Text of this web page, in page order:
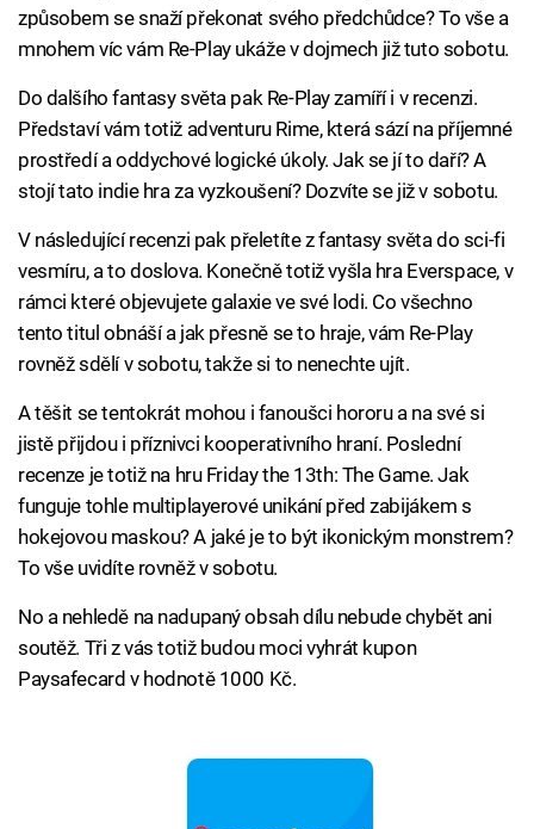
způsobem se snaží překonat svého předchůdce? To vše a
mnohem víc vám Re-Play ukáže v dojmech již tuto sobotu.
Do dalšího fantasy světa pak Re-Play zamíří i v recenzi.
Představí vám totiž adventuru Rime, která sází na příjemné
prostředí a oddychové logické úkoly. Jak se jí to daří? A
stojí tato indie hra za vyzkoušení? Dozvíte se již v sobotu.
V následující recenzi pak přeletíte z fantasy světa do sci-fi
vesmíru, a to doslova. Konečně totiž vyšla hra Everspace, v
rámci které objevujete galaxie ve své lodi. Co všechno
tento titul obnáší a jak přesně se to hraje, vám Re-Play
rovněž sdělí v sobotu, takže si to nenechte ujít.
A těšit se tentokrát mohou i fanoušci hororu a na své si
jistě přijdou i příznivci kooperativního hraní. Poslední
recenze je totiž na hru Friday the 13th: The Game. Jak
funguje tohle multiplayerové unikání před zabijákem s
hokejovou maskou? A jaké je to být ikonickým monstrem?
To vše uvidíte rovněž v sobotu.
No a nehledě na nadupaný obsah dílu nebude chybět ani
soutěž. Tři z vás totiž budou moci vyhrát kupon
Paysafecard v hodnotě 1000 Kč.